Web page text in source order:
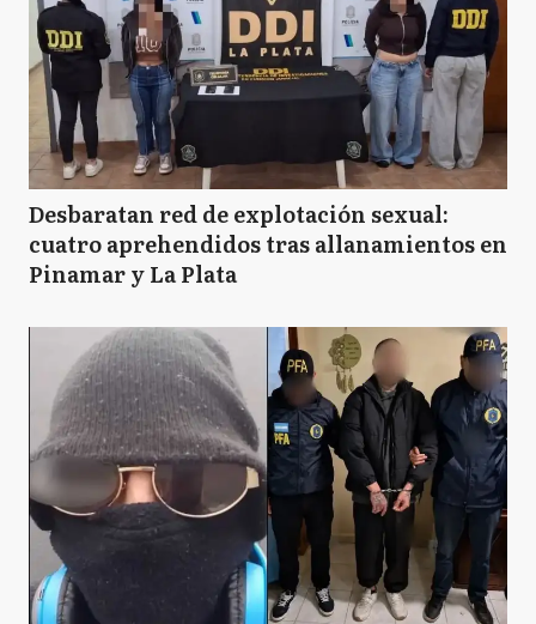
Desbaratan red de explotación sexual:
cuatro aprehendidos tras allanamientos en
Pinamar y La Plata